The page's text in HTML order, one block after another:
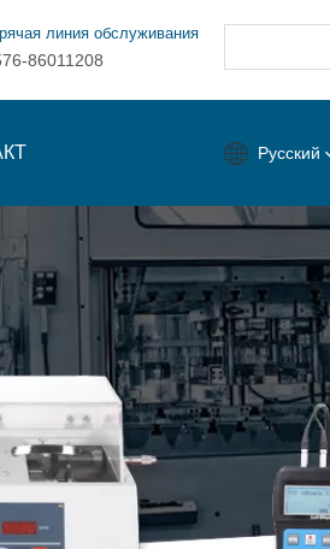
линия обслуживания
86011208
Pусский